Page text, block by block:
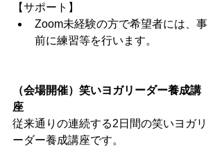
【サポート】
Zoom未経験の方で希望者には、事
前に練習等を行います。
（会場開催）笑いヨガリーダー養成講
座
従来通りの連続する2日間の笑いヨガリ
ーダー養成講座です。